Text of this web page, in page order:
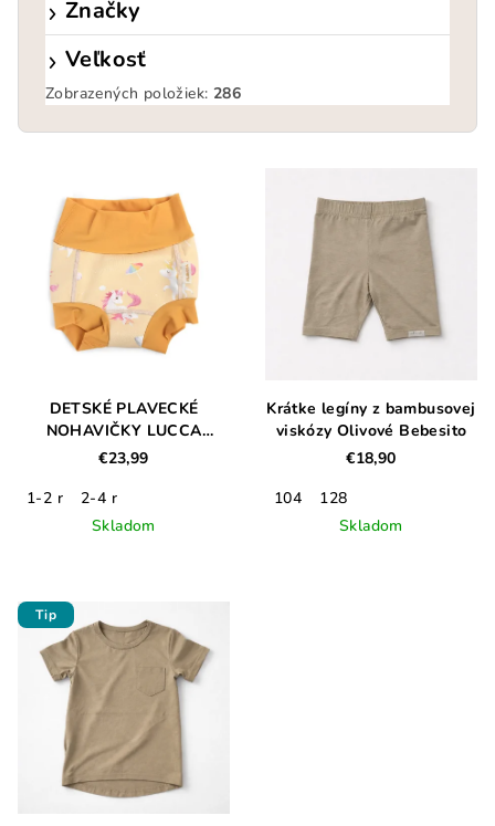
Značky
Veľkosť
Zobrazených položiek: 286
DETSKÉ PLAVECKÉ
NOHAVIČKY LUCCA
FILIBABBA – UNICORN
€23,99
1-2 r
2-4 r
Skladom
Krátke legíny z bambusovej
viskózy Olivové Bebesito
€18,90
104
128
Skladom
Tip